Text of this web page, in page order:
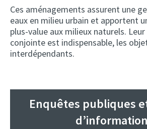
Ces aménagements assurent une
eaux en milieu urbain et apportent
plus-value aux milieux naturels.
conjointe est indispensable, les
interdépendants.
Enquêtes publiques
d’information